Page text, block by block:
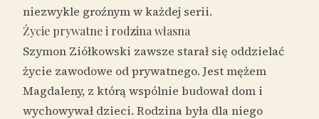
niezwykle groźnym w każdej serii.
Życie prywatne i rodzina własna
Szymon Ziółkowski zawsze starał się oddzielać
życie zawodowe od prywatnego. Jest mężem
Magdaleny, z którą wspólnie budował dom i
wychowywał dzieci. Rodzina była dla niego